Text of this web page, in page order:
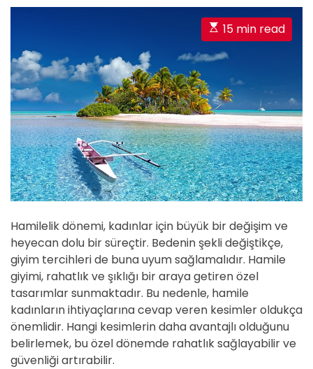
E
s
t
m
a
t
e
d
r
e
d
t
i
m
e
15 min read
Hamilelik dönemi, kadınlar için büyük bir değişim ve
heyecan dolu bir süreçtir. Bedenin şekli değiştikçe,
giyim tercihleri de buna uyum sağlamalıdır. Hamile
giyimi, rahatlık ve şıklığı bir araya getiren özel
tasarımlar sunmaktadır. Bu nedenle, hamile
kadınların ihtiyaçlarına cevap veren kesimler oldukça
önemlidir. Hangi kesimlerin daha avantajlı olduğunu
belirlemek, bu özel dönemde rahatlık sağlayabilir ve
güvenliği artırabilir.